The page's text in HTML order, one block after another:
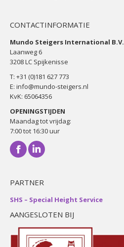
CONTACTINFORMATIE
Mundo Steigers International B.V.
Laanweg 6
3208 LC Spijkenisse
T: +31 (0)181 627 773
E: info@mundo-steigers.nl
KvK: 65064356
OPENINGSTIJDEN
Maandag tot vrijdag:
7:00 tot 16:30 uur
Facebook
Linkedin
PARTNER
SHS – Special Height Service
AANGESLOTEN BIJ